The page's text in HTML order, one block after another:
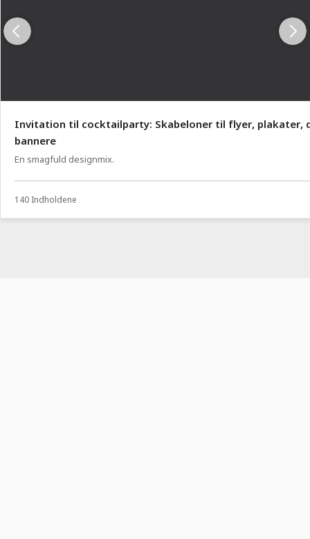
Invitation til cocktailparty: Skabeloner til flyer, plakater,
bannere
En smagfuld designmix.
140 Indholdene